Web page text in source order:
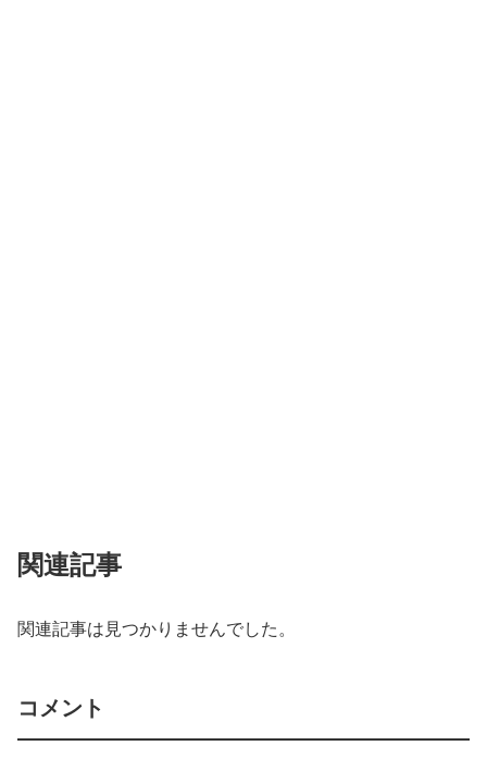
関連記事
関連記事は見つかりませんでした。
コメント